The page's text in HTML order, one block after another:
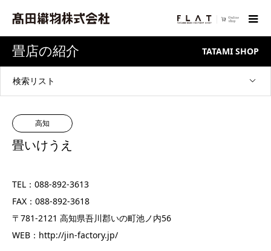
畳店の紹介 TATAMI SHOP
検索リスト
高知
畳いけうえ
TEL：088-892-3613
FAX：088-892-3618
〒781-2121 高知県吾川郡いの町池ノ内56
WEB： http://jin-factory.jp/